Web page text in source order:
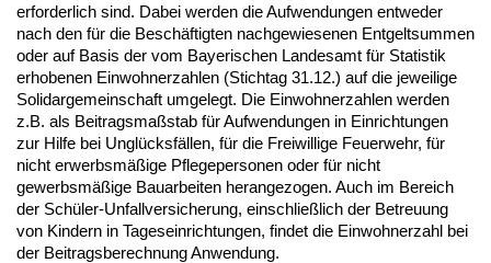
erforderlich sind. Dabei werden die Aufwendungen entweder
nach den für die Beschäftigten nachgewiesenen Entgeltsummen
oder auf Basis der vom Bayerischen Landesamt für Statistik
erhobenen Einwohnerzahlen (Stichtag 31.12.) auf die jeweilige
Solidargemeinschaft umgelegt. Die Einwohnerzahlen werden
z.B. als Beitragsmaßstab für Aufwendungen in Einrichtungen
zur Hilfe bei Unglücksfällen, für die Freiwillige Feuerwehr, für
nicht erwerbsmäßige Pflegepersonen oder für nicht
gewerbsmäßige Bauarbeiten herangezogen. Auch im Bereich
der Schüler-Unfallversicherung, einschließlich der Betreuung
von Kindern in Tageseinrichtungen, findet die Einwohnerzahl bei
der Beitragsberechnung Anwendung.